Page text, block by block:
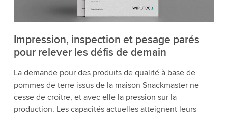
Impression, inspection et pesage parés
pour relever les défis de demain
La demande pour des produits de qualité à base de
pommes de terre issus de la maison Snackmaster ne
cesse de croître, et avec elle la pression sur la
production. Les capacités actuelles atteignent leurs